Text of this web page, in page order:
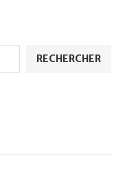
RECHERCHER